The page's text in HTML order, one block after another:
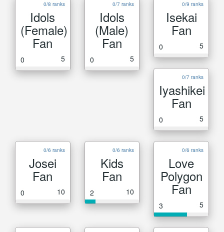
0/8 ranks
Idols
(Female)
Fan
0 5
0/7 ranks
Idols
(Male)
Fan
0 5
0/9 ranks
Isekai
Fan
0 5
0/7 ranks
Iyashikei
Fan
0 5
0/6 ranks
Josei
Fan
0 10
0/6 ranks
Kids
Fan
2 10
0/6 ranks
Love
Polygon
Fan
3 5